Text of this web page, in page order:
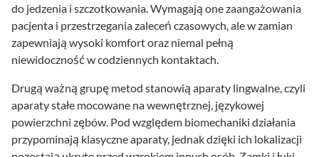
do jedzenia i szczotkowania. Wymagają one zaangażowania
pacjenta i przestrzegania zaleceń czasowych, ale w zamian
zapewniają wysoki komfort oraz niemal pełną
niewidoczność w codziennych kontaktach.
Drugą ważną grupę metod stanowią aparaty lingwalne, czyli
aparaty stałe mocowane na wewnętrznej, językowej
powierzchni zębów. Pod względem biomechaniki działania
przypominają klasyczne aparaty, jednak dzięki ich lokalizacji